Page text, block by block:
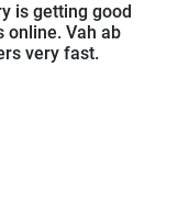
is getting good
online. Vah ab
very fast.